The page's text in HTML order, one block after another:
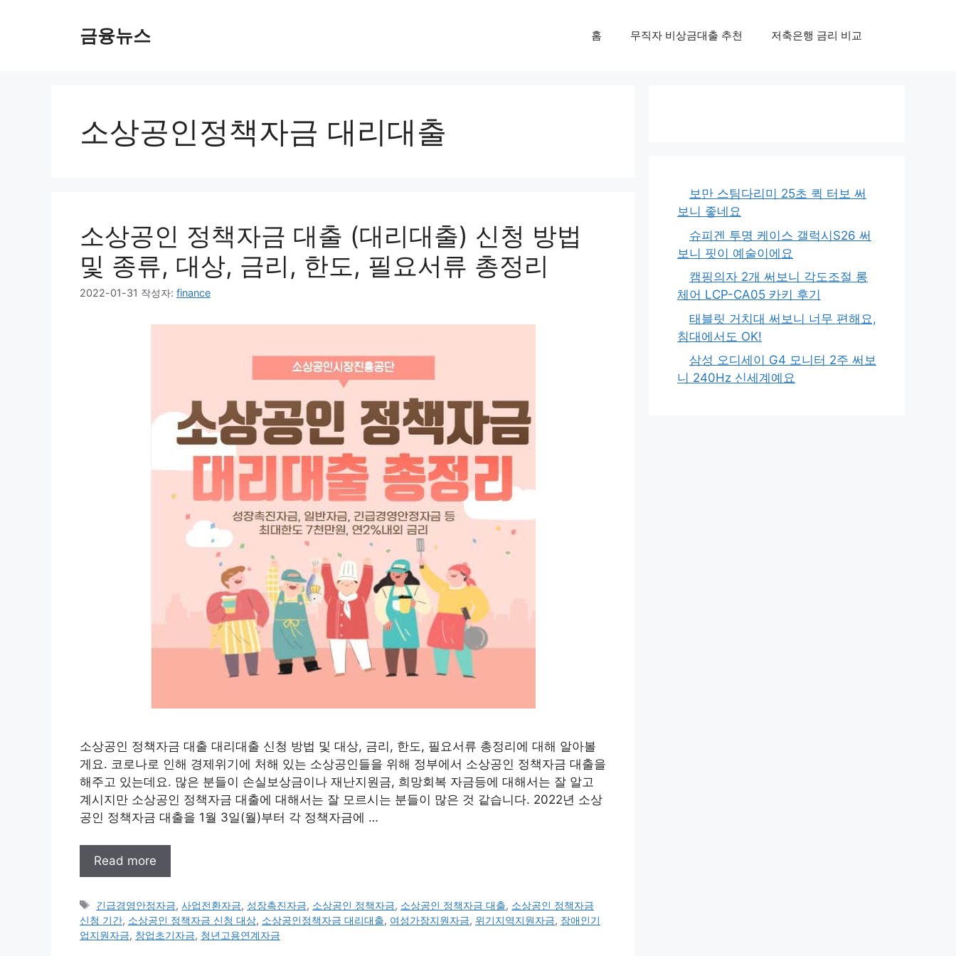
금융뉴스 홈 무직자 비상금대출 추천 저축은행 금리 비교
소상공인정책자금 대리대출
소상공인 정책자금 대출 (대리대출) 신청 방법
및 종류, 대상, 금리, 한도, 필요서류 총정리
2022-01-31 작성자: finance
소상공인 정책자금 대출 대리대출 신청 방법 및 대상, 금리, 한도, 필요서류 총정리에 대해 알아볼
게요. 코로나로 인해 경제위기에 처해 있는 소상공인들을 위해 정부에서 소상공인 정책자금 대출을
해주고 있는데요. 많은 분들이 손실보상금이나 재난지원금, 희망회복 자금등에 대해서는 잘 알고
계시지만 소상공인 정책자금 대출에 대해서는 잘 모르시는 분들이 많은 것 같습니다. 2022년 소상
공인 정책자금 대출을 1월 3일(월)부터 각 정책자금에 …
Read more
태
그
긴급경영안정자금,사업전환자금, 성장촉진자금, 소상공인 정책자금, 소상공인 정책자금 대출, 소상공인 정책자금
신청 기간, 소상공인 정책자금 신청 대상, 소상공인정책자금 대리대출, 여성가장지원자금, 위기지역지원자금, 장애인기
업지원자금, 창업초기자금, 청년고용연계자금
보만 스팀다리미 25초 퀵 터보 써
보니 좋네요
슈피겐 투명 케이스 갤럭시S26 써
보니 핏이 예술이에요
캠핑의자 2개 써보니 각도조절 롱
체어 LCP-CA05 카키 후기
태블릿 거치대 써보니 너무 편해요,
침대에서도 OK!
삼성 오디세이 G4 모니터 2주 써보
니 240Hz 신세계예요